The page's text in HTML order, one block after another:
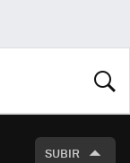
SUBIR